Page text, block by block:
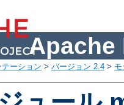
Apache
テーション > バージョン 2.4 >